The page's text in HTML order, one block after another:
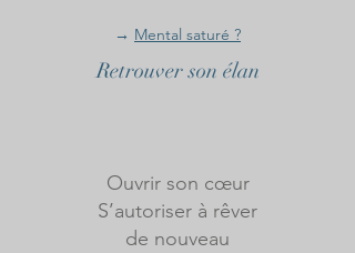
→ Mental saturé ?
Retrouver son élan
Ouvrir son cœur
S’autoriser à rêver
de nouveau